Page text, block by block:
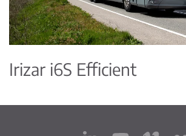
Irizar i6S Efficient